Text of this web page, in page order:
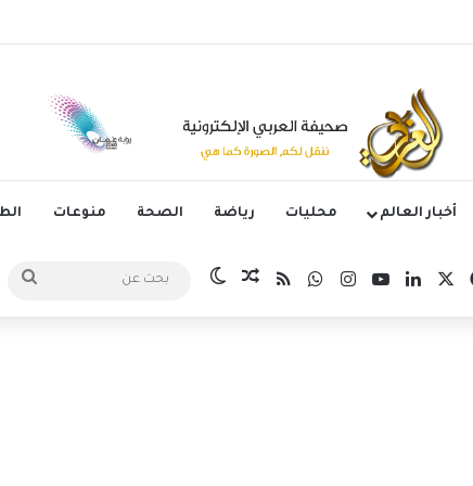
الكوري بثلاثية في أول انتصار تحت قيادة ماريسكا
أخبار العالم محليات رياضة الصحة منوعات
فيسبوك لينكدإن‫YouTubeانستقرامواتسابملخص الموقع RSS
مقال عشوائي
الوضع المظلم
عن